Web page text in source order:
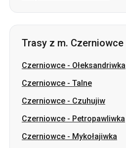
Czerniowce-Ołeksandriwka
Czerniowce-Czuhujiw
Czerniowce-Petropawliwka
Czerniowce-Mykołajiwka
Czerniowce-Berestyn